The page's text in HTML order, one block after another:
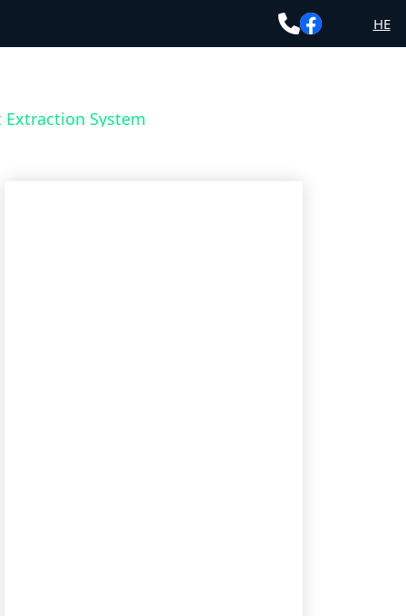
HE
System